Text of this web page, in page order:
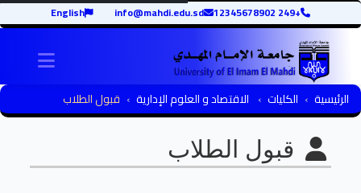
+249 12345678902
info@mahdi.edu.sd
English
الرئيسية الكليات الاقتصاد و العلوم الإدارية قبول الطلاب
قبول الطلاب